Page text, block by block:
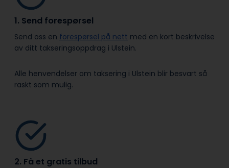
1. Send forespørsel
Send oss en forespørsel på nett med en kort beskrivelse
av ditt takseringsoppdrag i Ulstein.
Alle henvendelser om taksering i Ulstein blir besvart så
raskt som mulig.
2. Få et gratis tilbud